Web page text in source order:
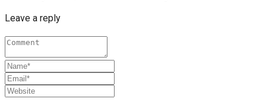
Leave a reply